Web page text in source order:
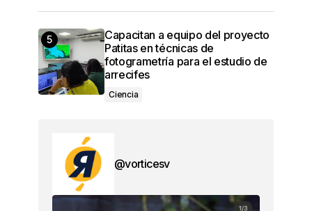
Capacitan a equipo del proyecto
Patitas en técnicas de
fotogrametría para el estudio de
arrecifes
Ciencia
@vorticesv